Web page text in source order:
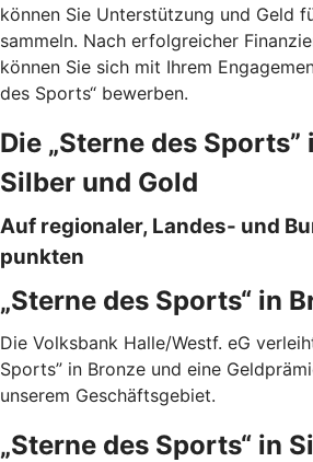
können Sie Unterstützung und Geld
sammeln. Nach erfolgreicher
können Sie sich mit Ihrem
des Sports“ bewerben.
Die „Sterne des Sports”
Silber und Gold
Auf regionaler, Landes- und
punkten
„Sterne des Sports“ in
Die Volksbank Halle/Westf. eG
Sports” in Bronze und eine
unserem Geschäftsgebiet.
„Sterne des Sports“ in